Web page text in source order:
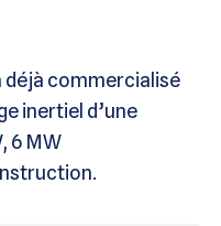
déjà commercialisé
inertiel d’une
6 MW